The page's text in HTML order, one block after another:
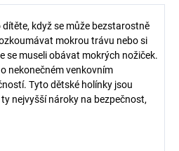
když se může bezstarostně
mokrou trávu nebo si
se museli obávat mokrých nožiček.
nekonečném venkovním
Tyto dětské holínky jsou
nejvyšší nároky na bezpečnost,